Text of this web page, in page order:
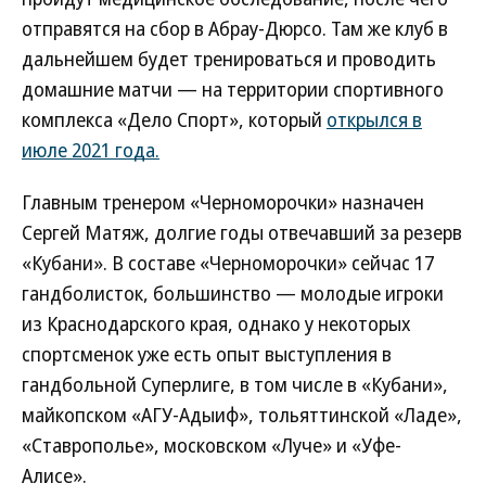
отправятся на сбор в Абрау-Дюрсо. Там же клуб в
дальнейшем будет тренироваться и проводить
домашние матчи — на территории спортивного
комплекса «Дело Спорт», который открылся в
июле 2021 года.
Главным тренером «Черноморочки» назначен
Сергей Матяж, долгие годы отвечавший за резерв
«Кубани». В составе «Черноморочки» сейчас 17
гандболисток, большинство — молодые игроки
из Краснодарского края, однако у некоторых
спортсменок уже есть опыт выступления в
гандбольной Суперлиге, в том числе в «Кубани»,
майкопском «АГУ-Адыиф», тольяттинской «Ладе»,
«Ставрополье», московском «Луче» и «Уфе-
Алисе».